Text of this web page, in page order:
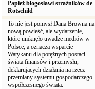
Papież błogosławi strażników de
Rotschild
To nie jest pomysł Dana Browna na
nową powieść, ale wydarzenie,
które umknęło uwadze mediów w
Polsce, a oznacza wsparcie
Watykanu dla potężnych postaci
świata finansów i przemysłu,
deklarujących działania na rzecz
przemiany systemu gospodarczego
współczesnego świata.